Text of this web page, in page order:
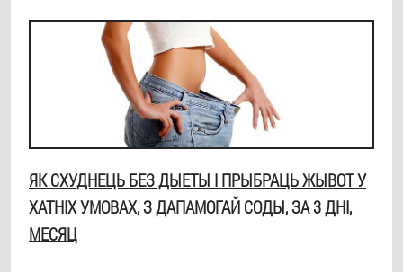
ЯК СХУДНЕЦЬ БЕЗ ДЫЕТЫ І ПРЫБРАЦЬ ЖЫВОТ У
ХАТНІХ УМОВАХ, З ДАПАМОГАЙ СОДЫ, ЗА 3 ДНІ,
МЕСЯЦ